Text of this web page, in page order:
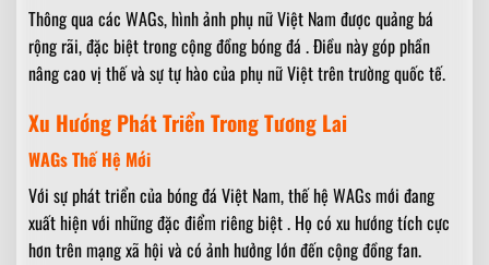
Thông qua các WAGs, hình ảnh phụ nữ Việt Nam được quảng bá
rộng rãi, đặc biệt trong cộng đồng bóng đá . Điều này góp phần
nâng cao vị thế và sự tự hào của phụ nữ Việt trên trường quốc tế.
Xu Hướng Phát Triển Trong Tương Lai
WAGs Thế Hệ Mới
Với sự phát triển của bóng đá Việt Nam, thế hệ WAGs mới đang
xuất hiện với những đặc điểm riêng biệt . Họ có xu hướng tích cực
hơn trên mạng xã hội và có ảnh hưởng lớn đến cộng đồng fan.